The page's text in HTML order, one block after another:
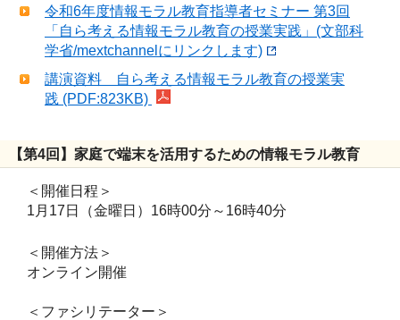
令和6年度情報モラル教育指導者セミナー 第3回
「自ら考える情報モラル教育の授業実践」(文部科
学省/mextchannelにリンクします)
講演資料 自ら考える情報モラル教育の授業実
践 (PDF:823KB)
【第4回】家庭で端末を活用するための情報モラル教育
＜開催日程＞
1月17日（金曜日）16時00分～16時40分
＜開催方法＞
オンライン開催
＜ファシリテーター＞